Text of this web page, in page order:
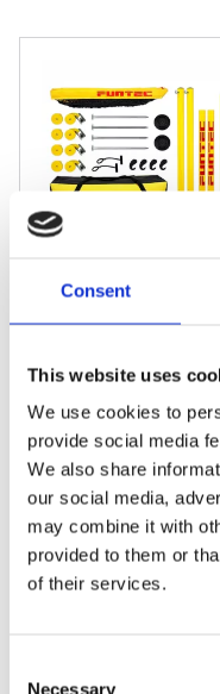
Consent
This website uses
We use cookies to
provide social media
We also share
our social media,
may combine it with
provided to them or
of their services.
Necessary
Funtec Pro Beach
Funtec Pro, komplett
portabelt nätsystem
allt du behöver för
och match
7 995 kr /Set
I lager